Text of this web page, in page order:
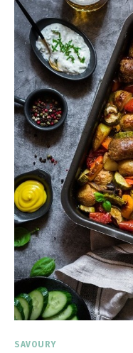
SAVOURY